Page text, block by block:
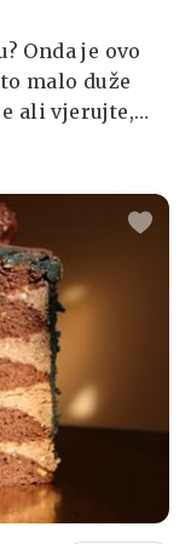
Onda je ovo
malo duže
ali vjerujte,